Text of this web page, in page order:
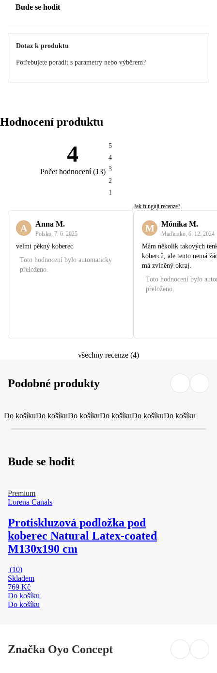
Bude se hodit
Dotaz k produktu
Potřebujete poradit s parametry nebo výběrem?
Hodnocení produktu
4
Počet hodnocení(13)
5
4
3
2
1
Jak fungují recenze?
A Anna M.
Polsko 7. 6. 2025
velmi pěkný koberec
Toto hodnocení bylo automaticky
přeloženo.
M Mónika M.
Maďarsko 6. 12. 2024
Mám několik takových
koberců, ale tento nemá
má zvlněný okraj.
Toto hodnocení bylo
přeloženo.
všechny recenze (4)
Podobné produkty
Do košíkuDo košíkuDo košíkuDo košíkuDo košíkuDo košíku
Bude se hodit
Premium
Lorena Canals
Protiskluzová podložka pod
koberec Natural Latex-coated
M130x190 cm
(10)
Skladem
769 Kč
Do košíku
Do košíku
Značka Oyo Concept